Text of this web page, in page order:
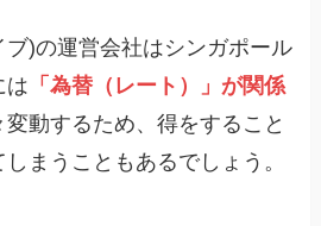
)の運営会社はシンガポール
は 「為替（レート）」が関係
動するため、得をすること
まうこともあるでしょう。